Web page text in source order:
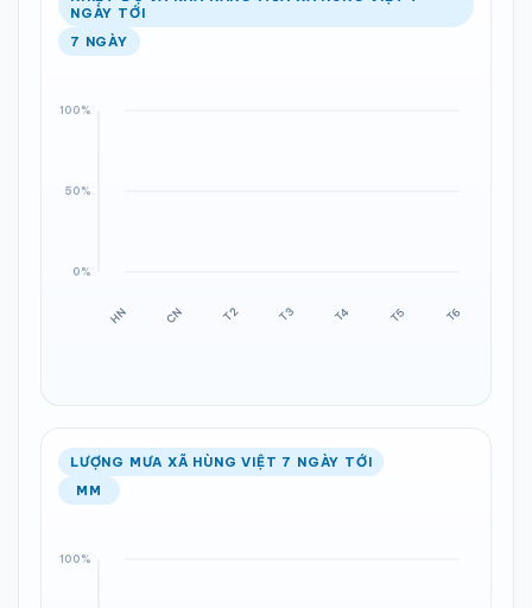
NGÀY TỚI
7 NGÀY
LƯỢNG MƯA XÃ HÙNG VIỆT 7 NGÀY TỚI
MM